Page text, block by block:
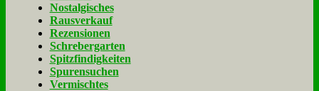
Nostalgisches
Rausverkauf
Rezensionen
Schrebergarten
Spitzfindigkeiten
Spurensuchen
Vermischtes